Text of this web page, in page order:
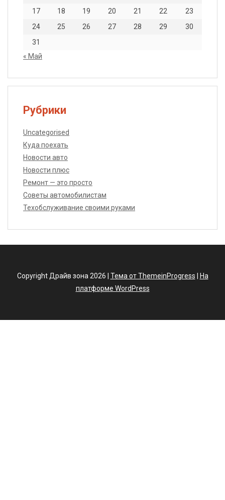
17
18 19 20 21 22
23
24
25 26 27 28 29
30
31
« Май
Рубрики
Uncategorised
Куда поехать
Новости авто
Новости плюс
Ремонт — это просто
Советы автомобилистам
Техобслуживание своими руками
Copyright Драйв зона 2026 | Тема от ThemeinProgress
На
платформе WordPress